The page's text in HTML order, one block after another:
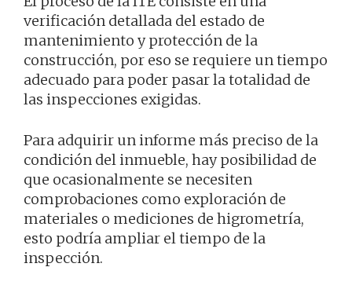
verificación detallada del estado de
mantenimiento y protección de la
construcción, por eso se requiere un tiempo
adecuado para poder pasar la totalidad de
las inspecciones exigidas.
Para adquirir un informe más preciso de la
condición del inmueble, hay posibilidad de
que ocasionalmente se necesiten
comprobaciones como exploración de
materiales o mediciones de higrometría,
esto podría ampliar el tiempo de la
inspección.